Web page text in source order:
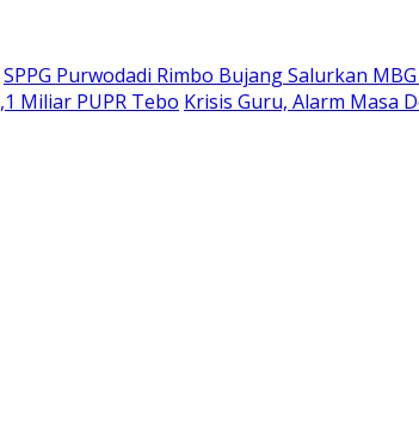
SPPG Purwodadi Rimbo Bujang Salurkan
Miliar PUPR Tebo Krisis Guru, Alarm Masa